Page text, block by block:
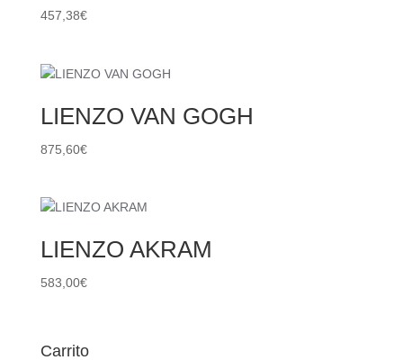
457,38€
LIENZO VAN GOGH
875,60€
LIENZO AKRAM
583,00€
Carrito